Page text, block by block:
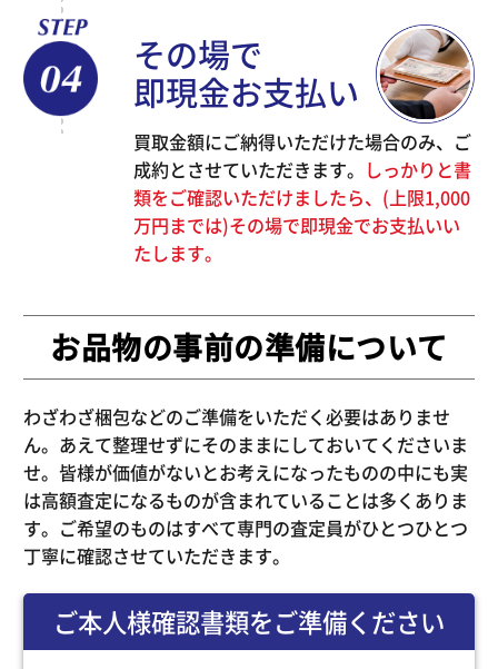
その場で
即現金お支払い
買取金額にご納得いただけた場合のみ、ご
成約とさせていただきます。 しっかりと書
類をご確認いただけましたら、(上限1,000
万円までは)その場で即現金でお支払いい
たします。
お品物の事前の準備について
わざわざ梱包などのご準備をいただく必要はありませ
ん。あえて整理せずにそのままにしておいてくださいま
せ。皆様が価値がないとお考えになったものの中にも実
は高額査定になるものが含まれていることは多くありま
す。ご希望のものはすべて専門の査定員がひとつひとつ
丁寧に確認させていただきます。
ご本人様確認書類をご準備ください